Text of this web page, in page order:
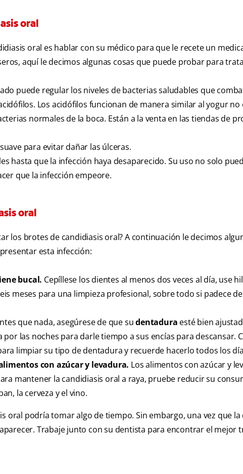
oral
oral es hablar con su médico para que le recete un
aquí le decimos algunas cosas que puede probar para
puede regular los niveles de bacterias saludables que
Los acidófilos funcionan de manera similar al yogur
normales de la boca. Están a la venta en las tiendas de
suave para evitar dañar las úlceras.
hasta que la infección haya desaparecido. Su uso no solo
que la infección empeore.
oral
los brotes de candidiasis oral? A continuación le decimos
esta infección:
bucal. Cepíllese los dientes al menos dos veces al día, use
meses para una limpieza profesional, sobre todo si padece
que nada, asegúrese de que sudentadura esté bien
las noches para darle tiempo a sus encías para descansar.
limpiar su tipo de dentadura y recuerde hacerlo todos los
con azúcar y levadura. Los alimentos con azúcar y
mantener la candidiasis oral a raya, pruebe reducir su
la cerveza y el vino.
oral podría tomar algo de tiempo. Sin embargo, una vez que
Trabaje junto con su dentista para encontrar el mejor